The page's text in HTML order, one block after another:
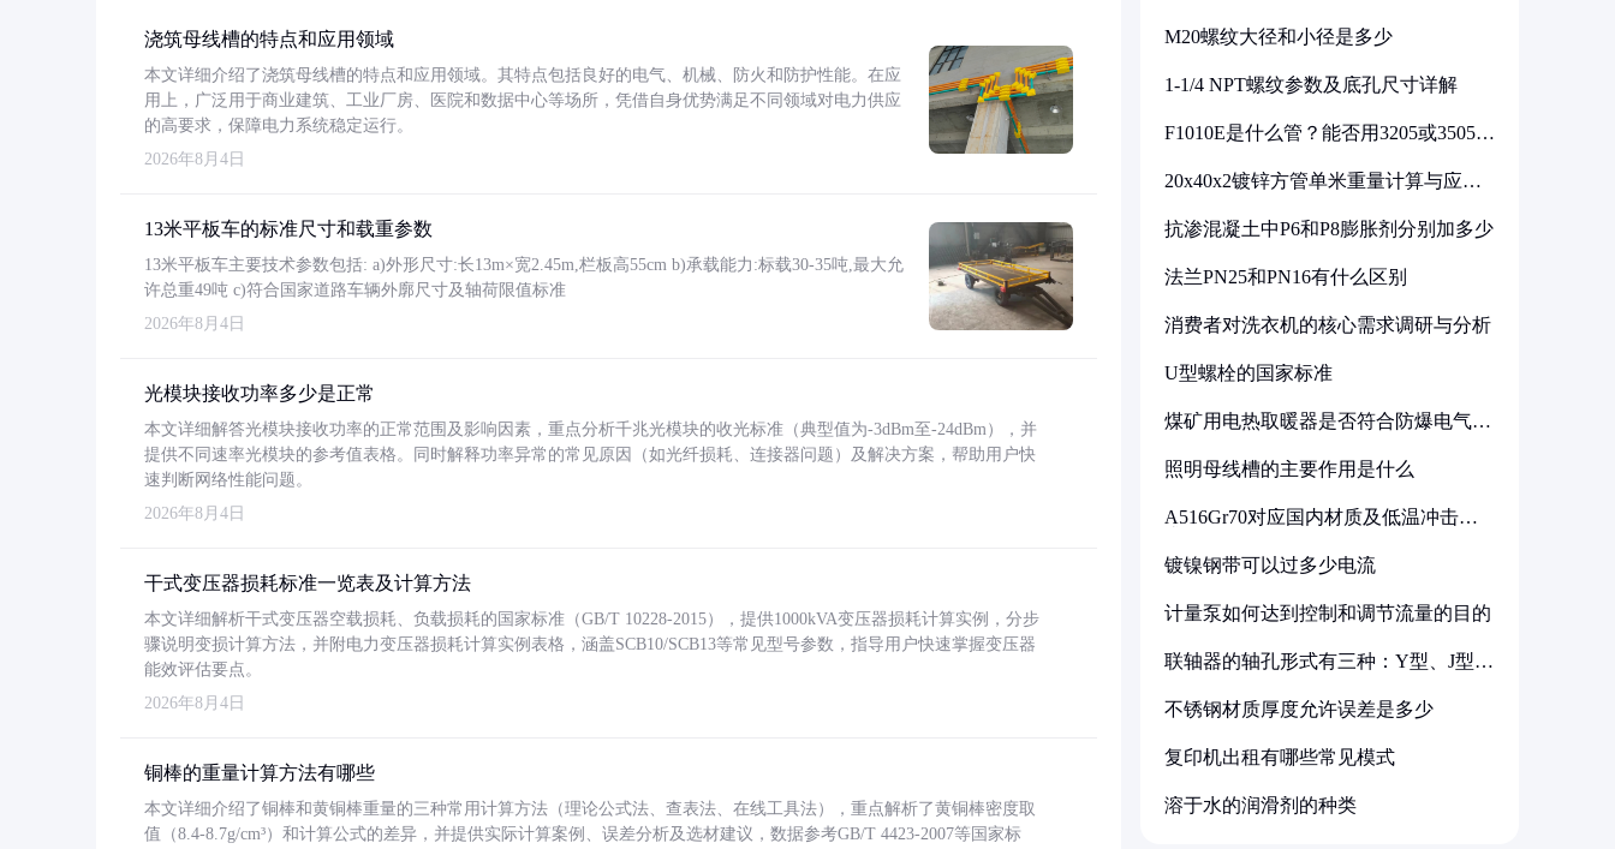
浇筑母线槽的特点和应用领域
本文详细介绍了浇筑母线槽的特点和应用领域。其特点包括良好的电气、机械、防火和防护性能。在应
用上，广泛用于商业建筑、工业厂房、医院和数据中心等场所，凭借自身优势满足不同领域对电力供应
的高要求，保障电力系统稳定运行。
2026年8月4日
13米平板车的标准尺寸和载重参数
13米平板车主要技术参数包括: a)外形尺寸:长13m×宽2.45m,栏板高55cm b)承载能力:标载30-35吨,最大允
许总重49吨 c)符合国家道路车辆外廓尺寸及轴荷限值标准
2026年8月4日
光模块接收功率多少是正常
本文详细解答光模块接收功率的正常范围及影响因素，重点分析千兆光模块的收光标准（典型值为-3dBm至-24dBm），并
提供不同速率光模块的参考值表格。同时解释功率异常的常见原因（如光纤损耗、连接器问题）及解决方案，帮助用户快
速判断网络性能问题。
2026年8月4日
干式变压器损耗标准一览表及计算方法
本文详细解析干式变压器空载损耗、负载损耗的国家标准（GB/T 10228-2015），提供1000kVA变压器损耗计算实例，分步
骤说明变损计算方法，并附电力变压器损耗计算实例表格，涵盖SCB10/SCB13等常见型号参数，指导用户快速掌握变压器
能效评估要点。
2026年8月4日
铜棒的重量计算方法有哪些
本文详细介绍了铜棒和黄铜棒重量的三种常用计算方法（理论公式法、查表法、在线工具法），重点解析了黄铜棒密度取
值（8.4-8.7g/cm³）和计算公式的差异，并提供实际计算案例、误差分析及选材建议，数据参考GB/T 4423-2007等国家标
M20螺纹大径和小径是多少
1-1/4 NPT螺纹参数及底孔尺寸详解
F1010E是什么管？能否用3205或3505代
20x40x2镀锌方管单米重量计算与应用
抗渗混凝土中P6和P8膨胀剂分别加多少
法兰PN25和PN16有什么区别
消费者对洗衣机的核心需求调研与分析
U型螺栓的国家标准
煤矿用电热取暖器是否符合防爆电气设
照明母线槽的主要作用是什么
A516Gr70对应国内材质及低温冲击要
镀镍钢带可以过多少电流
计量泵如何达到控制和调节流量的目的
联轴器的轴孔形式有三种：Y型、J型、
不锈钢材质厚度允许误差是多少
复印机出租有哪些常见模式
溶于水的润滑剂的种类